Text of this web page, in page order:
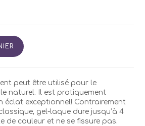
peut être utilisé pour le
naturel. Il est pratiquement
éclat exceptionnel! Contrairement
gel-laque dure jusqu’à 4
de couleur et ne se fissure pas.